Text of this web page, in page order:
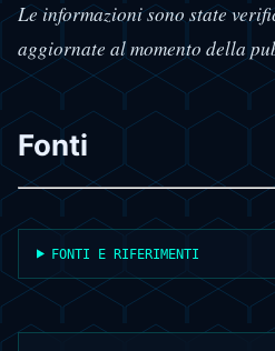
Le informazioni sono state
aggiornate al momento della
Fonti
FONTI E RIFERIMENTI